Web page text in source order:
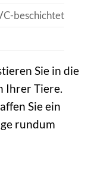
beschichtet
Sie in die
Ihrer Tiere.
Sie ein
rundum